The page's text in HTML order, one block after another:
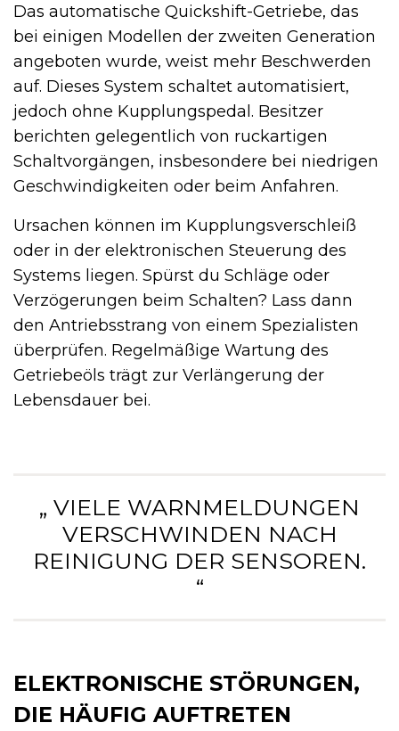
Das automatische Quickshift-Getriebe, das
bei einigen Modellen der zweiten Generation
angeboten wurde, weist mehr Beschwerden
auf. Dieses System schaltet automatisiert,
jedoch ohne Kupplungspedal. Besitzer
berichten gelegentlich von ruckartigen
Schaltvorgängen, insbesondere bei niedrigen
Geschwindigkeiten oder beim Anfahren.
Ursachen können im Kupplungsverschleiß
oder in der elektronischen Steuerung des
Systems liegen. Spürst du Schläge oder
Verzögerungen beim Schalten? Lass dann
den Antriebsstrang von einem Spezialisten
überprüfen. Regelmäßige Wartung des
Getriebeöls trägt zur Verlängerung der
Lebensdauer bei.
„ VIELE WARNMELDUNGEN
VERSCHWINDEN NACH
REINIGUNG DER SENSOREN.
“
ELEKTRONISCHE STÖRUNGEN,
DIE HÄUFIG AUFTRETEN